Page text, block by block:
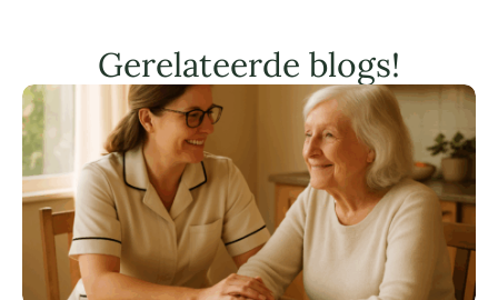
Gerelateerde blogs!